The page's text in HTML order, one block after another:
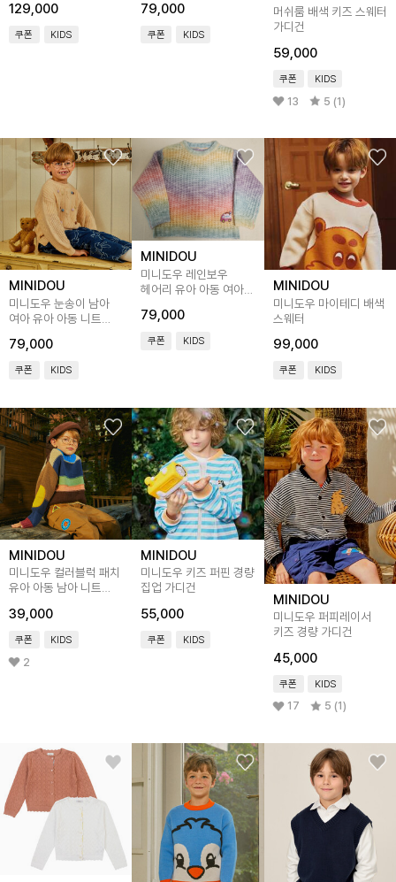
129,000
쿠폰 KIDS
79,000
쿠폰 KIDS
머쉬룸 배색 키즈 스웨터
가디건
59,000
쿠폰 KIDS
13 5 (1)
MINIDOU
미니도우 눈송이 남아
여아 유아 아동 니트
79,000
쿠폰 KIDS
MINIDOU
미니도우 레인보우
헤어리 유아 아동 여아
79,000
쿠폰 KIDS
MINIDOU
미니도우 마이테디 배색
스웨터
99,000
쿠폰 KIDS
MINIDOU
미니도우 컬러블럭 패치
유아 아동 남아 니트
39,000
쿠폰 KIDS
2
MINIDOU
미니도우 키즈 퍼핀 경량
집업 가디건
55,000
쿠폰 KIDS
MINIDOU
미니도우 퍼피레이서
키즈 경량 가디건
45,000
쿠폰 KIDS
17 5 (1)